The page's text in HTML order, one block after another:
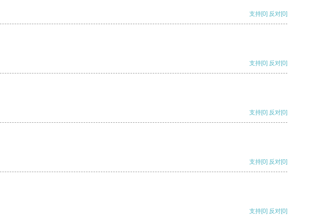
支持[0] 反对[0]
支持[0] 反对[0]
支持[0] 反对[0]
支持[0] 反对[0]
支持[0] 反对[0]